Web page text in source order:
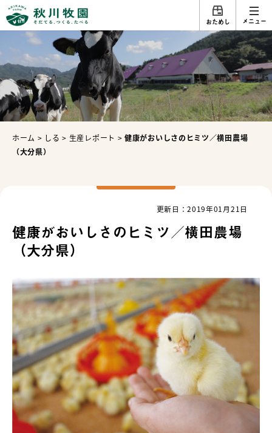
おためし メニュー
ホーム > しる > 生産レポート >健康がおいしさのヒミツ／横田農場
（大分県）
更新日：2019年01月21日
健康がおいしさのヒミツ／横田農場
（大分県）